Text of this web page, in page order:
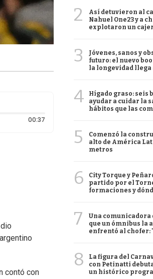
00:37Duración: 37 segundos
contó con
2
Así detuvieron al
Nahuel One23 y a
explotaron un
3
Jóvenes, sanos y
futuro: el nuevo
la longevidad llega
4
Hígado graso: seis
ayudar a cuidar la
hábitos que las
5
Comenzó la
alto de América
metros
6
City Torque y
partido por el
formaciones y
7
Una comunicadora
que un ómnibus la
enfrentó al chofer:
8
La figura del
con Petinatti
un histórico